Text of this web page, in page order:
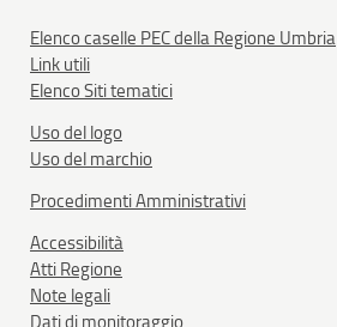
Elenco caselle PEC della Regione Umbria
Link utili
Elenco Siti tematici
Uso del logo
Uso del marchio
Procedimenti Amministrativi
Accessibilità
Atti Regione
Note legali
Dati di monitoraggio